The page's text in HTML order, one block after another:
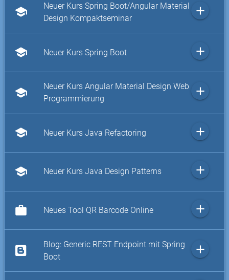
school
Neuer Kurs Spring Boot/Angular Material
Design Kompaktseminar
add
school Neuer Kurs Spring Boot add
school
Neuer Kurs Angular Material Design Web
Programmierung
add
school Neuer Kurs Java Refactoring add
school Neuer Kurs Java Design Patterns add
work Neues Tool QR Barcode Online add
Blog: Generic REST Endpoint mit Spring
Boot
add